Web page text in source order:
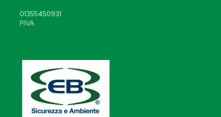
01355450931
P.IVA